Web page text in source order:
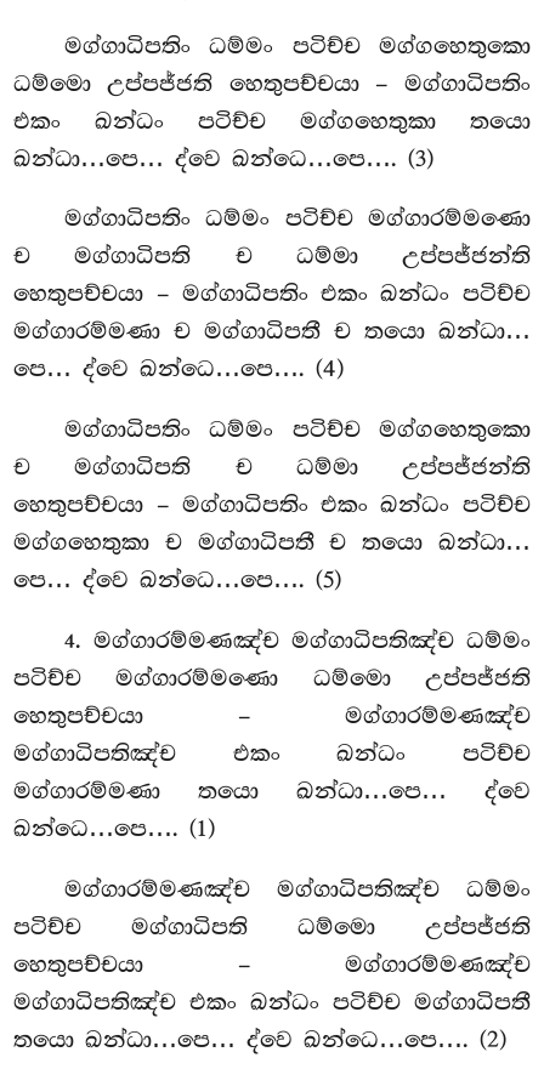
මග්ගාධිපතිං ධම්මං පටිච්ච මග්ගහෙතුකො
ධම්මො උප්පජ්ජති හෙතුපච්චයා – මග්ගාධිපතිං
එකං ඛන්ධං පටිච්ච මග්ගහෙතුකා තයො
ඛන්ධා…පෙ… ද්වෙ ඛන්ධෙ…පෙ…. (3)
මග්ගාධිපතිං ධම්මං පටිච්ච මග්ගාරම්මණො
ච මග්ගාධිපති ච ධම්මා උප්පජ්ජන්ති
හෙතුපච්චයා – මග්ගාධිපතිං එකං ඛන්ධං පටිච්ච
මග්ගාරම්මණා ච මග්ගාධිපතී ච තයො ඛන්ධා…
පෙ… ද්වෙ ඛන්ධෙ…පෙ…. (4)
මග්ගාධිපතිංධම්මං පටිච්ච මග්ගහෙතුකො
ච මග්ගාධිපති ච ධම්මා උප්පජ්ජන්ති
හෙතුපච්චයා – මග්ගාධිපතිං එකං ඛන්ධං පටිච්ච
මග්ගහෙතුකා ච මග්ගාධිපතී ච තයො ඛන්ධා…
පෙ… ද්වෙ ඛන්ධෙ…පෙ…. (5)
4. මග්ගාරම්මණඤ්ච මග්ගාධිපතිඤ්ච ධම්මං
පටිච්ච මග්ගාරම්මණො ධම්මො උප්පජ්ජති
හෙතුපච්චයා – මග්ගාරම්මණඤ්ච
මග්ගාධිපතිඤ්ච එකං ඛන්ධං පටිච්ච
මග්ගාරම්මණා තයො ඛන්ධා…පෙ… ද්වෙ
ඛන්ධෙ…පෙ…. (1)
මග්ගාරම්මණඤ්ච මග්ගාධිපතිඤ්ච ධම්මං
පටිච්ච මග්ගාධිපති ධම්මො උප්පජ්ජති
හෙතුපච්චයා – මග්ගාරම්මණඤ්ච
මග්ගාධිපතිඤ්ච එකං ඛන්ධං පටිච්ච මග්ගාධිපතී
තයො ඛන්ධා…පෙ… ද්වෙ ඛන්ධෙ…පෙ…. (2)